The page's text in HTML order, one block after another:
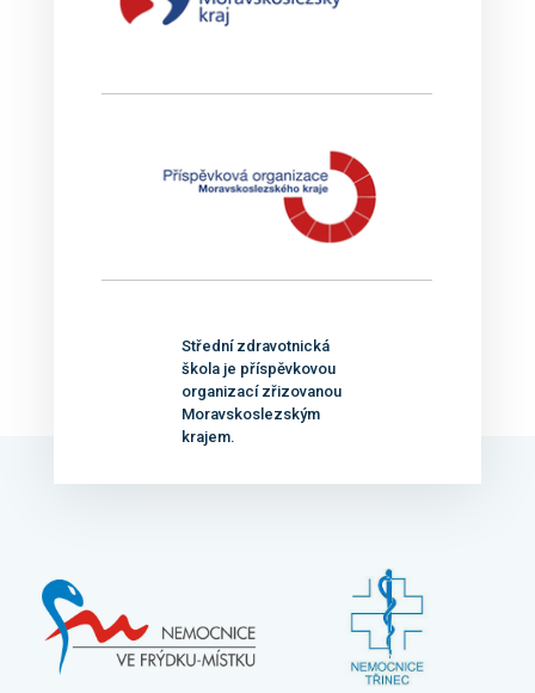
Střední zdravotnická
škola je příspěvkovou
organizací zřizovanou
Moravskoslezským
krajem.